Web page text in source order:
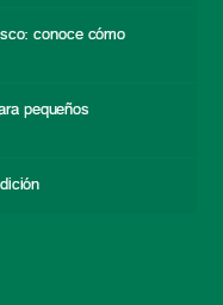
conoce cómo
pequeños